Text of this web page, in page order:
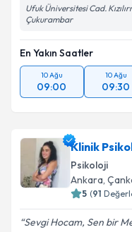
Ufuk Üniversitesi Cad.
Çukurambar
En Yakın Saatler
10 Ağu
09:00
10 Ağu
09:30
Klinik
Psikoloji
Ankara,
5 (91
Sevgi Hocam, Sen bir